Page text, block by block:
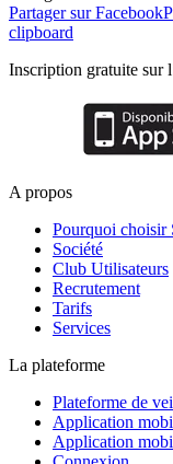
Partager sur Facebook
clipboard
Inscription gratuite sur
A propos
Pourquoi choisir
Société
Club Utilisateurs
Recrutement
Tarifs
Services
La plateforme
Plateforme de
Application
Application